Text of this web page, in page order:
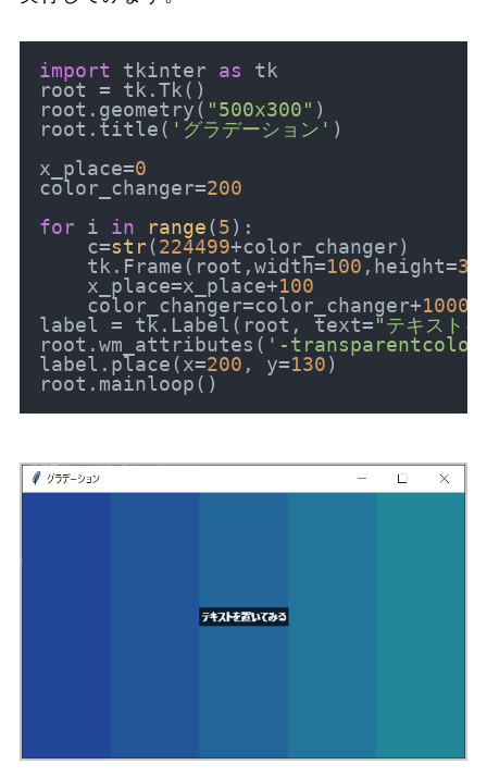
import tkinter as tk
root = tk.Tk()
root.geometry( "500x300" )
root.title( 'グラデーション' )
x_place=0
color_changer=200
for i in range(5):
    c=
str(224499+color_changer)
    tk.Frame(root,width=
100,height=
    x_place=x_place+
100
    color_changer=color_changer+
1000
label = tk.Label(root, text="テキスト
root.wm_attributes( '-
label.place(x=200 , y=130)